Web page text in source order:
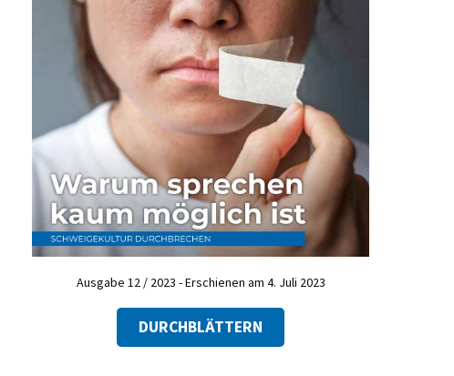
Ausgabe 12 / 2023 - Erschienen am 4. Juli 2023
DURCHBLÄTTERN